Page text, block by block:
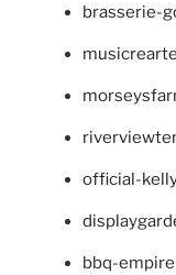
brasserie-
official-
bbq-